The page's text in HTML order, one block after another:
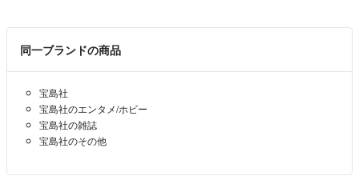
(梱包に余裕がある場合のみ)
化粧品
おもちゃ
雑誌付録
同一ブランドの商品
宝島社
宝島社のエンタメ/ホビー
宝島社の雑誌
宝島社のその他